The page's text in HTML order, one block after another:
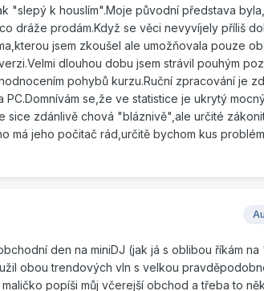
"slepý k houslím".Moje původní představa
dráže prodám.Když se věci nevyvíjely příliš
jsem zkoušel ale umožňovala pouze
dlouhou dobu jsem strávil pouhým
pohybů kurzu.Ruční zpracování je
se,že ve statistice je ukrytý
sice zdánlivě chová "bláznivě",ale určité
má jeho počitač rád,určitě bychom kus
den na miniDJ (jak já s oblibou říkám
obou trendových vln s velkou
popíši můj včerejší obchod a třeba to